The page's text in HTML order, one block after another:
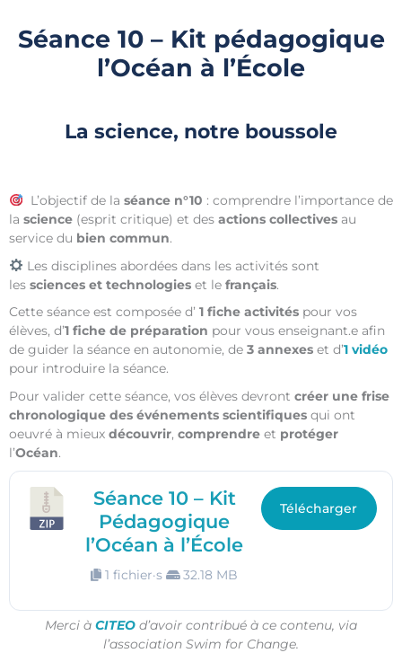
Séance 10 – Kit pédagogique
l’Océan à l’École
La science, notre boussole
L’objectif de la séance n°10 : comprendre l’importance de
la science (esprit critique) et des actions collectives au
service du bien commun.
Les disciplines abordées dans les activités sont
les sciences et technologies et le français.
Cette séance est composée d’ 1 fiche activités pour vos
élèves, d’1 fiche de préparation pour vous enseignant.e afin
de guider la séance en autonomie, de 3 annexes et d’1 vidéo
pour introduire la séance.
Pour valider cette séance, vos élèves devront créer une frise
chronologique des événements scientifiques qui ont
oeuvré à mieux découvrir, comprendre et protéger
l’Océan.
Séance 10 – Kit
Pédagogique
l’Océan à l’École
1 fichier·s 32.18 MB
Télécharger
Merci à CITEO d’avoir contribué à ce contenu, via
l’association Swim for Change.